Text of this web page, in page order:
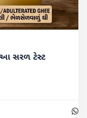
આ સરળ ટેસ્ટ